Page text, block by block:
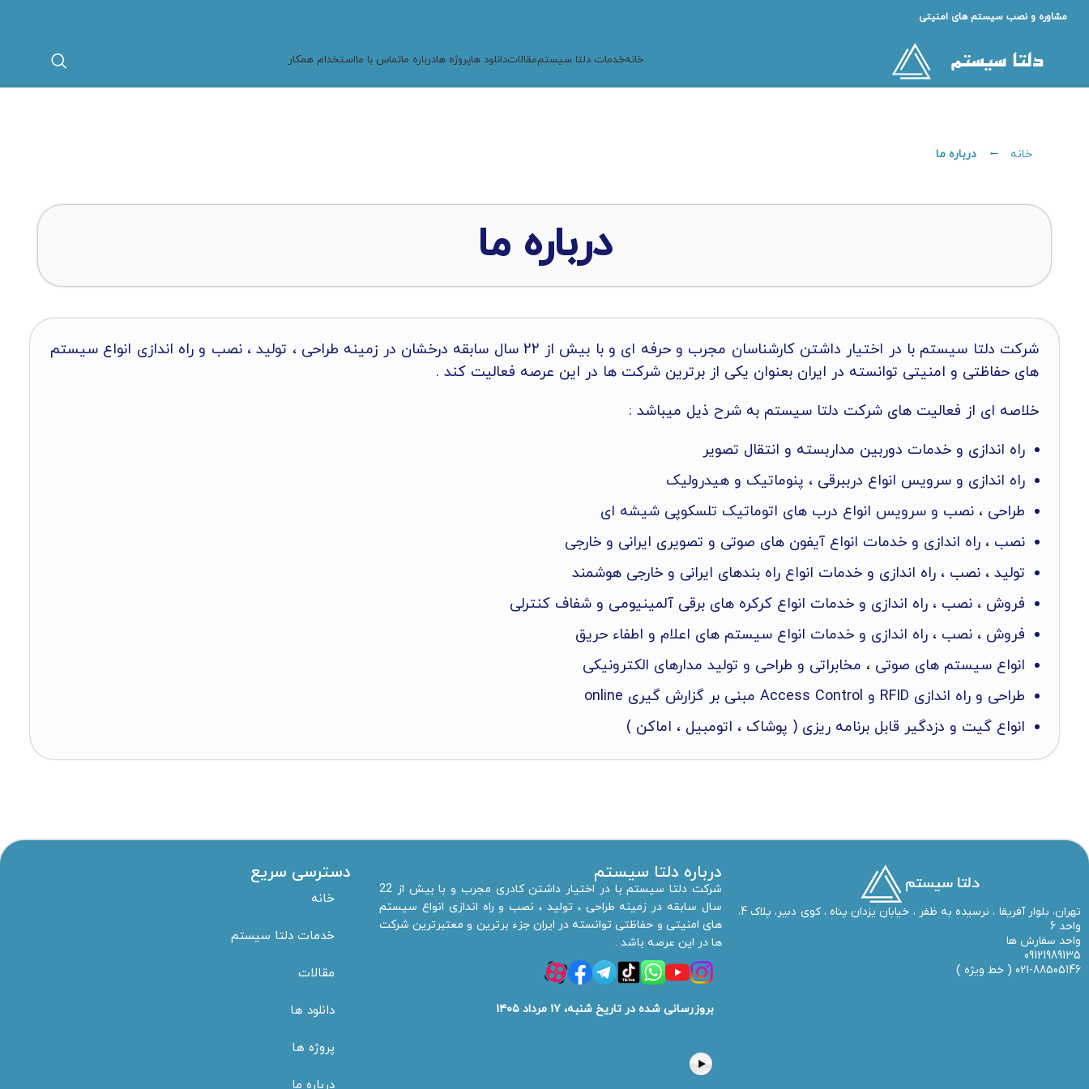
مشاوره و نصب سیستم های امنیتی
خانهخدمات دلتا سیستممقالاتدانلود هاپروژه هادرباره ماتماس با مااستخدام همکار
خانه درباره ما
درباره ما
شرکت دلتا سیستم با در اختیار داشتن کارشناسان مجرب و حرفه ای و با بیش از 22 سال سابقه درخشان در زمینه طراحی ، تولید ، نصب و راه اندازی انواع سیستم
های حفاظتی و امنیتی توانسته در ایران بعنوان یکی از برترین شرکت ها در این عرصه فعالیت کند .
خلاصه ای از فعالیت های شرکت دلتا سیستم به شرح ذیل میباشد :
راه اندازی و خدمات دوربین مداربسته و انتقال تصویر
راه اندازی و سرویس انواع درببرقی ، پنوماتیک و هیدرولیک
طراحی ، نصب و سرویس انواع درب های اتوماتیک تلسکوپی شیشه ای
نصب ، راه اندازی و خدمات انواع آیفون های صوتی و تصویری ایرانی و خارجی
تولید ، نصب ، راه اندازی و خدمات انواع راه بندهای ایرانی و خارجی هوشمند
فروش ، نصب ، راه اندازی و خدمات انواع کرکره های برقی آلمینیومی و شفاف کنترلی
فروش ، نصب ، راه اندازی و خدمات انواع سیستم های اعلام و اطفاء حریق
انواع سیستم های صوتی ، مخابراتی و طراحی و تولید مدارهای الکترونیکی
طراحی و راه اندازی RFID و Access Control مبنی بر گزارش گیری online
انواع گیت و دزدگیر قابل برنامه ریزی ( پوشاک ،‌ اتومبیل ، اماکن )
تهران، بلوار آفریقا ، نرسیده به ظفر ،‌ خیابان یزدان پناه ، کوی دبیر، پلاک 4،
واحد 6
واحد سفارش ها
09121989135
021-88505146 (
خط ویژه )
درباره دلتا سیستم
شرکت دلتا سیستم با در اختیار داشتن کادری مجرب و با بیش از 22
سال سابقه در زمینه طراحی ، تولید ، نصب و راه اندازی انواع سیستم
های امنیتی و حفاظتی توانسته در ایران جزء برترین و معتبرترین شرکت
ها در این عرصه باشد .
بروزرسانی شده در تاریخ شنبه، ۱۷ مرداد ۱۴۰۵
دسترسی سریع
خانه
خدمات دلتا سیستم
مقالات
دانلود ها
پروژه ها
درباره ما